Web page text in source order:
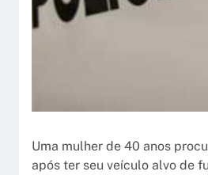
Uma mulher de 40 anos
após ter seu veículo alvo de